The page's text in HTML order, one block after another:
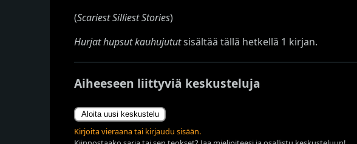
(Scariest Silliest Stories)
Hurjat hupsut kauhujututsisältää tällä hetkellä 1 kirjan.
Aiheeseen liittyviä keskusteluja
Aloita uusi keskustelu
Kirjoita vieraana tai kirjaudu sisään.